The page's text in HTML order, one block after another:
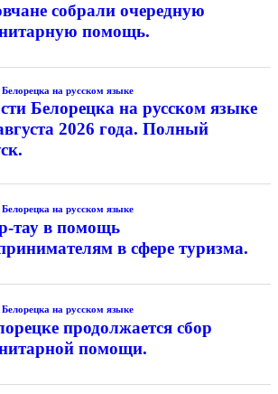
собрали очередную
помощь.
на русском языке
Белорецка на русском языке
2026 года. Полный
на русском языке
тау в помощь
в сфере туризма.
на русском языке
продолжается сбор
помощи.